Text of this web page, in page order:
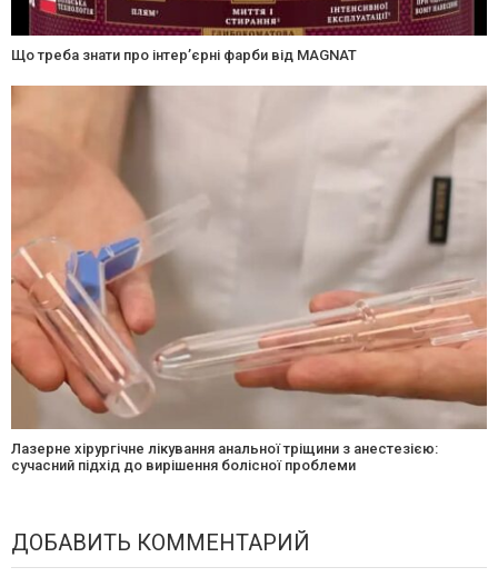
Що треба знати про інтер’єрні фарби від MAGNAT
Лазерне хірургічне лікування анальної тріщини з анестезією:
сучасний підхід до вирішення болісної проблеми
ДОБАВИТЬ КОММЕНТАРИЙ